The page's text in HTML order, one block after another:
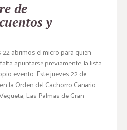
de
y
22 abrimos el micro para quien
apuntarse previamente, la lista
evento. Este jueves 22 de
la Orden del Cachorro Canario
Las Palmas de Gran